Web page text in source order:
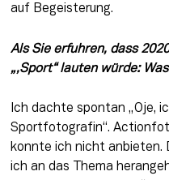
auf Begeisterung.
Als Sie erfuhren, dass
„,Sport“ lauten würde:
Ich dachte spontan „Oje,
Sportfotografin“.
konnte ich nicht anbieten.
ich an das Thema